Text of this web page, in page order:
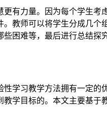
更有力量。因为每个学生
。教师可以将学生分成几
些困难等，最后进行总结探
性学习教学方法拥有一定
学目标的。本文主要基于